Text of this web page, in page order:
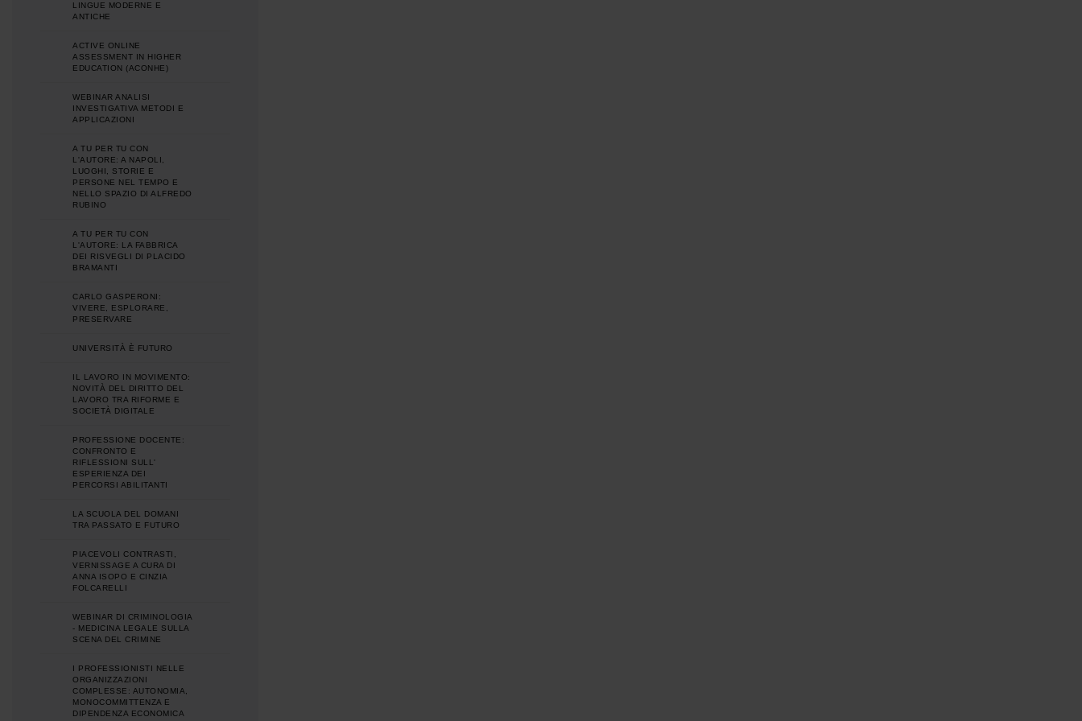
LINGUE MODERNE E
ANTICHE
ACTIVE ONLINE
ASSESSMENT IN HIGHER
EDUCATION (ACONHE)
WEBINAR ANALISI
INVESTIGATIVA METODI E
APPLICAZIONI
A TU PER TU CON
L'AUTORE: A NAPOLI,
LUOGHI, STORIE E
PERSONE NEL TEMPO E
NELLO SPAZIO DI ALFREDO
RUBINO
A TU PER TU CON
L'AUTORE: LA FABBRICA
DEI RISVEGLI DI PLACIDO
BRAMANTI
CARLO GASPERONI:
VIVERE, ESPLORARE,
PRESERVARE
UNIVERSITÀ È FUTURO
IL LAVORO IN MOVIMENTO:
NOVITÀ DEL DIRITTO DEL
LAVORO TRA RIFORME E
SOCIETÀ DIGITALE
PROFESSIONE DOCENTE:
CONFRONTO E
RIFLESSIONI SULL'
ESPERIENZA DEI
PERCORSI ABILITANTI
LA SCUOLA DEL DOMANI
TRA PASSATO E FUTURO
PIACEVOLI CONTRASTI,
VERNISSAGE A CURA DI
ANNA ISOPO E CINZIA
FOLCARELLI
WEBINAR DI CRIMINOLOGIA
- MEDICINA LEGALE SULLA
SCENA DEL CRIMINE
I PROFESSIONISTI NELLE
ORGANIZZAZIONI
COMPLESSE: AUTONOMIA,
MONOCOMMITTENZA E
DIPENDENZA ECONOMICA